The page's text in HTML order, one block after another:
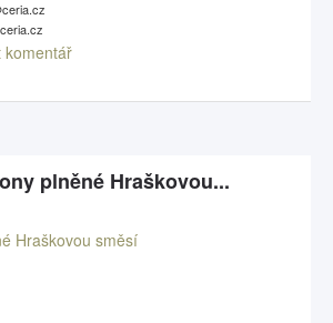
komentář
plněné Hraškovou...